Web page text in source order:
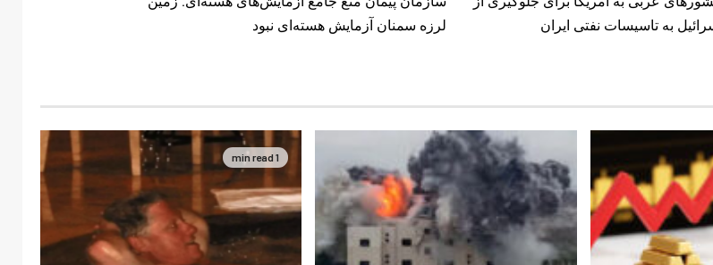
به تاسیسات نفتی ایران
لرزه سمنان آزمایش هسته‌ای نبود
1 min read